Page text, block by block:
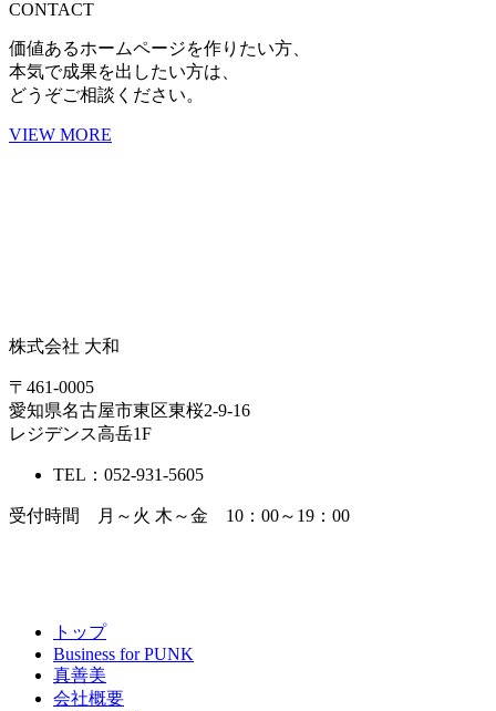
CONTACT
価値あるホームページを作りたい方、
本気で成果を出したい方は、
どうぞご相談ください。
VIEW MORE
株式会社 大和
〒461-0005
愛知県名古屋市東区東桜2-9-16
レジデンス高岳1F
TEL：052-931-5605
受付時間 月～火 木～金 10：00～19：00
トップ
Business for PUNK
真善美
会社概要